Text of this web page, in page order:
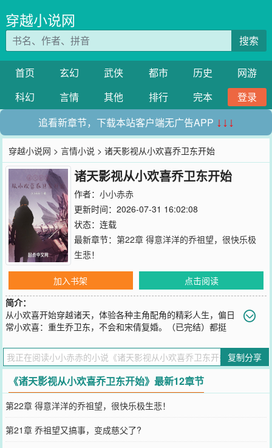
穿越小说网
搜索
首页 玄幻 武侠 都市 历史
网游
科幻
言情 其他 排行 完本
登录
追看新章节，下载本站客户端无广告APP ↓↓↓
穿越小说网 >言情小说 > 诸天影视从小欢喜乔卫东开始
诸天影视从小欢喜乔卫东开始
作者： 小小赤赤
更新时间：2026-07-31 16:02:08
状态：连载
最新章节： 第22章 得意洋洋的乔祖望，很快乐极
生悲！
加入书架
点击阅读
简介：
从小欢喜开始穿越诸天，体验各种主角配角的精彩人生，偏日
常小欢喜：重生乔卫东，不会和宋倩复婚。（已完结）都挺
岁月:重生蒋鹏飞，沪圈大佬成长史。以都市剧为主，欢乐颂乡村爱情
小舍得三十而已父母爱情等等
您要是觉得《诸天影视从小欢喜乔卫东开始》还不错的话请不要忘记
向您QQ群和微博微信里的朋友推荐哦！
复制分享
《诸天影视从小欢喜乔卫东开始》最新12章节
第22章 得意洋洋的乔祖望，很快乐极生悲！
第21章 乔祖望又搞事，变成慈父了?